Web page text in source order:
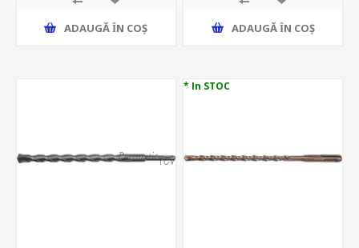
ADAUGĂ ȊN COŞ ADAUGĂ ȊN COŞ
* In STOC